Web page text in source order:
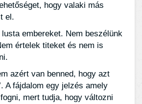
hogy valaki más
el.
lusta embereket. Nem beszélünk
értelek titeket és nem is
azért van benned, hogy azt
A fájdalom egy jelzés amely
mert tudja, hogy változni